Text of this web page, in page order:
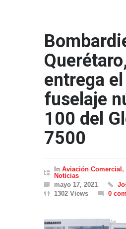
Querétaro,
entrega el
fuselaje
100 del
7500
In Aviación Comercial ,
Noticias
mayo 17, 2021
1302 Views
0